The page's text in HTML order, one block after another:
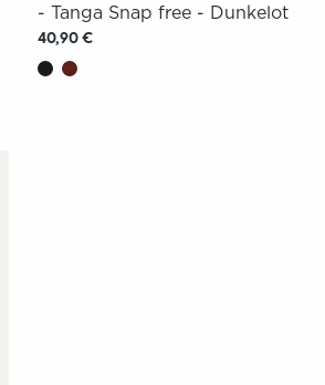
- Tanga Snap free - Dunkelot
40,90 €